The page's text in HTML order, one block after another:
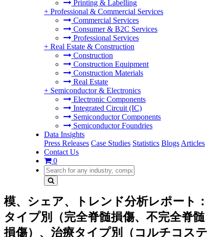
Printing & Labelling
+ Professional & Commercial Services
Commercial Services
Consumer & B2C Services
Professional Services
+ Real Estate & Construction
Construction
Construction Equipment
Construction Materials
Real Estate
+ Semiconductor & Electronics
Electronic Components
Integrated Circuit (IC)
Semiconductor Components
Semiconductor Foundries
Data Insights
Press Releases Case Studies Statistics Blogs Articles
Contact Us
0
模、シェア、トレンド分析レポート：
タイプ別（完全脊髄損傷、不完全脊髄
損傷）、治療タイプ別（コルチコステ